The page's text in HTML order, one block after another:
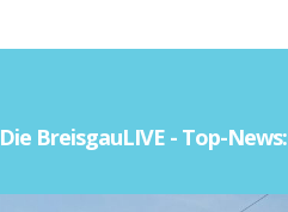
Die BreisgauLIVE - Top-News: